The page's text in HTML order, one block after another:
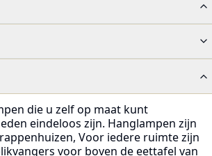
die u zelf op maat kunt
eindeloos zijn. Hanglampen zijn
Voor iedere ruimte zijn
voor boven de eettafel van